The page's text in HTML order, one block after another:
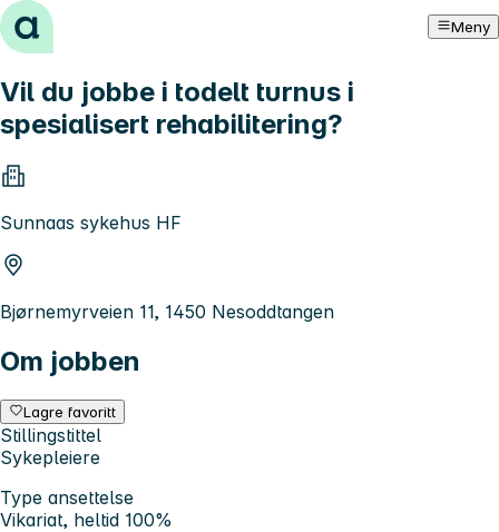
Hopp til innhold Meny
Vil du jobbe i todelt turnus i
spesialisert rehabilitering?
Sunnaas sykehus HF
Bjørnemyrveien 11, 1450 Nesoddtangen
Om jobben
Lagre favoritt
Stillingstittel
Sykepleiere
Type ansettelse
Vikariat, heltid 100%